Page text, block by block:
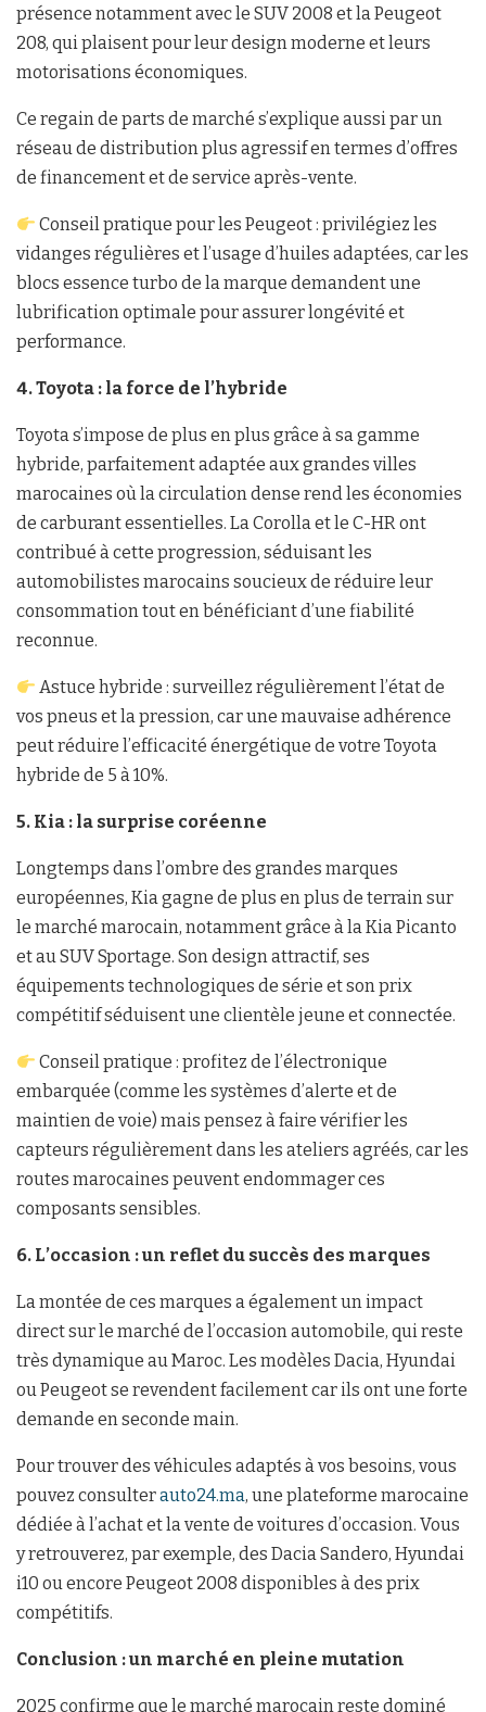
présence notamment avec le SUV 2008 et la Peugeot
208, qui plaisent pour leur design moderne et leurs
motorisations économiques.
Ce regain de parts de marché s’explique aussi par un
réseau de distribution plus agressif en termes d’offres
de financement et de service après-vente.
Conseil pratique pour les Peugeot : privilégiez les
vidanges régulières et l’usage d’huiles adaptées, car les
blocs essence turbo de la marque demandent une
lubrification optimale pour assurer longévité et
performance.
4. Toyota : la force de l’hybride
Toyota s’impose de plus en plus grâce à sa gamme
hybride, parfaitement adaptée aux grandes villes
marocaines où la circulation dense rend les économies
de carburant essentielles. La Corolla et le C-HR ont
contribué à cette progression, séduisant les
automobilistes marocains soucieux de réduire leur
consommation tout en bénéficiant d’une fiabilité
reconnue.
Astuce hybride : surveillez régulièrement l’état de
vos pneus et la pression, car une mauvaise adhérence
peut réduire l’efficacité énergétique de votre Toyota
hybride de 5 à 10%.
5. Kia : la surprise coréenne
Longtemps dans l’ombre des grandes marques
européennes, Kia gagne de plus en plus de terrain sur
le marché marocain, notamment grâce à la Kia Picanto
et au SUV Sportage. Son design attractif, ses
équipements technologiques de série et son prix
compétitif séduisent une clientèle jeune et connectée.
Conseil pratique : profitez de l’électronique
embarquée (comme les systèmes d’alerte et de
maintien de voie) mais pensez à faire vérifier les
capteurs régulièrement dans les ateliers agréés, car les
routes marocaines peuvent endommager ces
composants sensibles.
6. L’occasion : un reflet du succès des marques
La montée de ces marques a également un impact
direct sur le marché de l’occasion automobile, qui reste
très dynamique au Maroc. Les modèles Dacia, Hyundai
ou Peugeot se revendent facilement car ils ont une forte
demande en seconde main.
Pour trouver des véhicules adaptés à vos besoins, vous
pouvez consulterauto24.ma, une plateforme marocaine
dédiée à l’achat et la vente de voitures d’occasion. Vous
y retrouverez, par exemple, des Dacia Sandero, Hyundai
i10 ou encore Peugeot 2008 disponibles à des prix
compétitifs.
Conclusion : un marché en pleine mutation
2025 confirme que le marché marocain reste dominé